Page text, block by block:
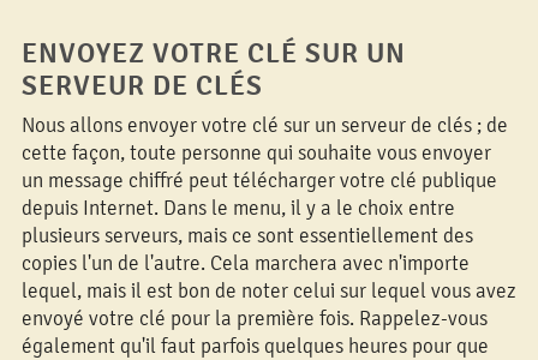
ENVOYEZ VOTRE CLÉ SUR UN
SERVEUR DE CLÉS
Nous allons envoyer votre clé sur un serveur de clés ; de
cette façon, toute personne qui souhaite vous envoyer
un message chiffré peut télécharger votre clé publique
depuis Internet. Dans le menu, il y a le choix entre
plusieurs serveurs, mais ce sont essentiellement des
copies l'un de l'autre. Cela marchera avec n'importe
lequel, mais il est bon de noter celui sur lequel vous avez
envoyé votre clé pour la première fois. Rappelez-vous
également qu'il faut parfois quelques heures pour que